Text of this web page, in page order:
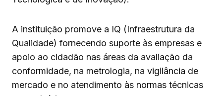
A instituição promove a IQ (Infraestrutura da
Qualidade) fornecendo suporte às empresas e
apoio ao cidadão nas áreas da avaliação da
conformidade, na metrologia, na vigilância de
mercado e no atendimento às normas técnicas